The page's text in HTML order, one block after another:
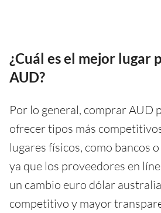
¿Cuál es el mejor lugar
AUD?
Por lo general, comprar AUD
ofrecer tipos más
lugares físicos, como bancos
ya que los proveedores en
un cambio euro dólar
competitivo y mayor